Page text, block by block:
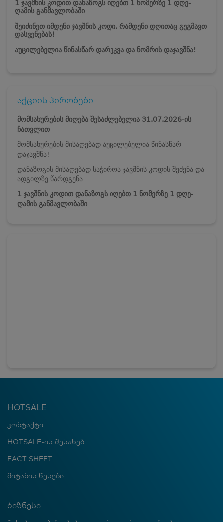
1 ჯავშნის კოდით დანაზოგს იღებთ 1 ნომერზე 1 დღე-
ღამის განმავლობაში
შეიძინეთ იმდენი ჯავშნის კოდი, რამდენი დღითაც გეგმავთ
დასვენებას!
აუცილებელია წინასწარ დარეკვა და ნომრის დაჯავშნა!
აქციის პირობები
მომსახურების მიღება შესაძლებელია 31.07.2026-ის
ჩათვლით
მომსახურების მისაღებად აუცილებელია წინასწარ
დაჯავშნა!
დანაზოგის მისაღებად საჭიროა ჯავშნის კოდის შეძენა და
ადგილზე წარდგენა
1 ჯავშნის კოდით დანაზოგს იღებთ 1 ნომერზე 1 დღე-
ღამის განმავლობაში
HOTSALE
კონტაქტი
HOTSALE-ის შესახებ
FACT SHEET
მიტანის წესები
ბიზნესი